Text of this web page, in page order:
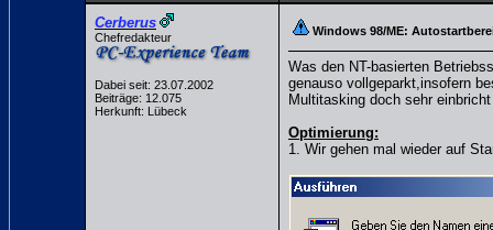
Cerberus
Chefredakteur
Dabei seit: 23.07.2002
Beiträge: 12.075
Herkunft: Lübeck
Windows 98/ME:
Was den NT-basierten
genauso vollgeparkt,insofern
Multitasking doch sehr
Optimierung:
1. Wir gehen mal wieder auf